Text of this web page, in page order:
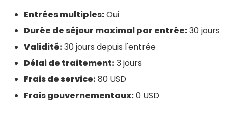
Entrées multiples:Oui
Durée de séjour maximal par entrée:30 jours
Validité:30 jours depuis l'entrée
Délai de traitement:3 jours
Frais de service:80 USD
Frais gouvernementaux:0 USD